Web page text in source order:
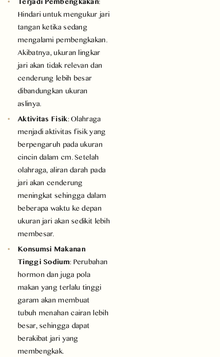
Hindari untuk mengukur jari
tangan ketika sedang
mengalami pembengkakan.
Akibatnya, ukuran lingkar
jari akan tidak relevan dan
cenderung lebih besar
dibandungkan ukuran
aslinya.
Aktivitas Fisik: Olahraga
menjadi aktivitas fisik yang
berpengaruh pada ukuran
cincin dalam cm. Setelah
olahraga, aliran darah pada
jari akan cenderung
meningkat sehingga dalam
beberapa waktu ke depan
ukuran jari akan sedikit lebih
membesar.
Konsumsi Makanan
Tinggi Sodium: Perubahan
hormon dan juga pola
makan yang terlalu tinggi
garam akan membuat
tubuh menahan cairan lebih
besar, sehingga dapat
berakibat jari yang
membengkak.